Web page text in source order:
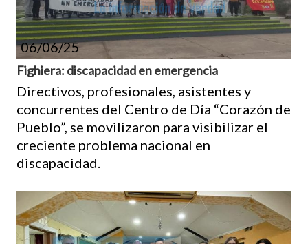
06/06/25
Fighiera: discapacidad en emergencia
Directivos, profesionales, asistentes y
concurrentes del Centro de Día “Corazón de
Pueblo”, se movilizaron para visibilizar el
creciente problema nacional en
discapacidad.